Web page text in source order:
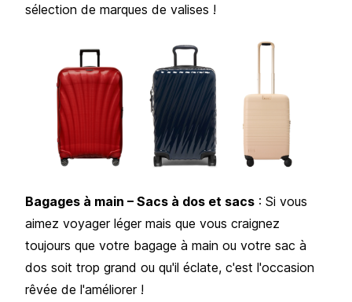
sélection de marques de valises !
Bagages à main – Sacs à dos et sacs : Si vous
aimez voyager léger mais que vous craignez
toujours que votre bagage à main ou votre sac à
dos soit trop grand ou qu'il éclate, c'est l'occasion
rêvée de l'améliorer !